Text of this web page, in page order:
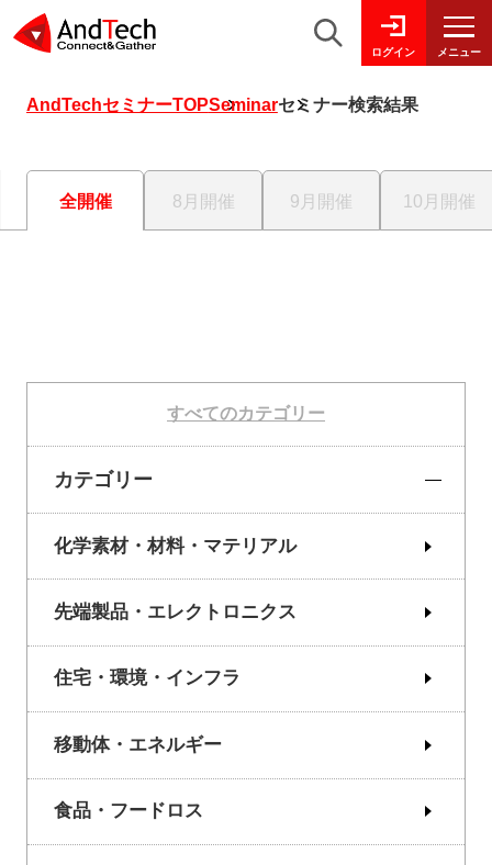
ログイン メニュー
AndTechセミナーTOPSeminarセミナー検索結果
全開催 8月開催 9月開催 10月開催
すべてのカテゴリー
カテゴリー
化学素材・材料・マテリアル
先端製品・エレクトロニクス
住宅・環境・インフラ
移動体・エネルギー
食品・フードロス